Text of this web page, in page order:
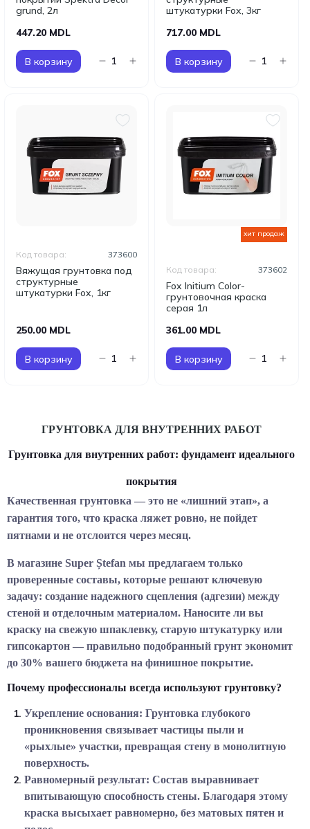
grund, 2л
447.20 MDL
В корзину
штукатурки Fox, 3кг
717.00 MDL
В корзину
Вяжущая грунтовка под
структурные
штукатурки Fox, 1кг
Код товара: 373600
250.00 MDL
В корзину
хит продаж
Fox Initium Color-
грунтовочная краска
серая 1л
Код товара: 373602
361.00 MDL
В корзину
ГРУНТОВКА ДЛЯ ВНУТРЕННИХ РАБОТ
Грунтовка для внутренних работ: фундамент идеального
покрытия
Качественная грунтовка — это не «лишний этап», а
гарантия того, что краска ляжет ровно, не пойдет
пятнами и не отслоится через месяц.
В магазине Super Ștefan мы предлагаем только
проверенные составы, которые решают ключевую
задачу: создание надежного сцепления (адгезии) между
стеной и отделочным материалом. Наносите ли вы
краску на свежую шпаклевку, старую штукатурку или
гипсокартон — правильно подобранный грунт экономит
до 30% вашего бюджета на финишное покрытие.
Почему профессионалы всегда используют грунтовку?
Укрепление основания: Грунтовка глубокого
проникновения связывает частицы пыли и
«рыхлые» участки, превращая стену в монолитную
поверхность.
Равномерный результат: Состав выравнивает
впитывающую способность стены. Благодаря этому
краска высыхает равномерно, без матовых пятен и